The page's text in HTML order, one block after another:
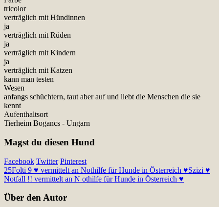
tricolor
verträglich mit Hündinnen
ja
verträglich mit Rüden
ja
verträglich mit Kindern
ja
verträglich mit Katzen
kann man testen
Wesen
anfangs schüchtern, taut aber auf und liebt die Menschen die sie
kennt
Aufenthaltsort
Tierheim Bogancs - Ungarn
Magst du diesen Hund
Facebook Twitter Pinterest
25Folti 9 ♥ vermittelt an Nothilfe für Hunde in Österreich ♥Szizi ♥
Notfall !! vermittelt an N othilfe für Hunde in Österreich ♥
Über den Autor